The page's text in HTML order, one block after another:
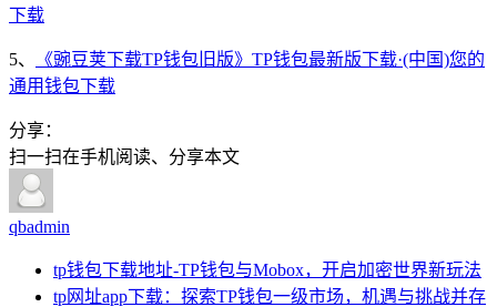
下载
5、
《豌豆荚下载TP钱包旧版》TP钱包最新版下载·(中国)您的
通用钱包下载
分享：
扫一扫在手机阅读、分享本文
qbadmin
tp钱包下载地址-TP钱包与Mobox，开启加密世界新玩法
tp网址app下载：探索TP钱包一级市场，机遇与挑战并存